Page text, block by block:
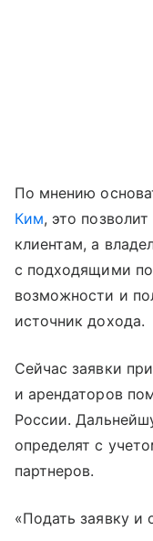
По мнению
Ким, это
клиентам, а
с подходящими
возможности и
источник дохода.
Сейчас заявки
и арендаторов
России.
определят с
партнеров.
«Подать заявку и